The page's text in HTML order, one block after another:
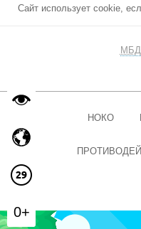
Сайт использует cookie,
НОКО
0+